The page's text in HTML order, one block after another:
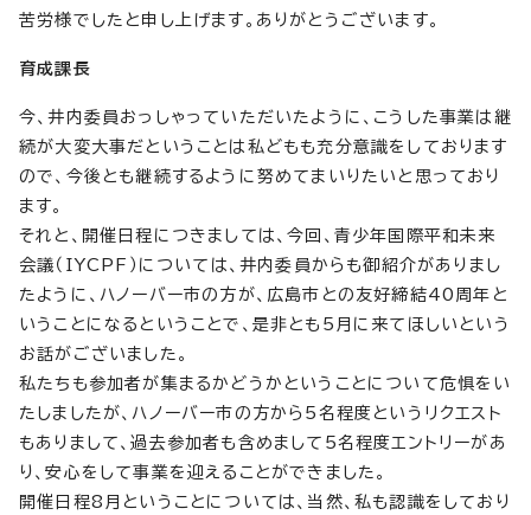
苦労様でしたと申し上げます。ありがとうございます。
育成課長
今、井内委員おっしゃっていただいたように、こうした事業は継
続が大変大事だということは私どもも充分意識をしております
ので、今後とも継続するように努めてまいりたいと思っており
ます。
それと、開催日程につきましては、今回、青少年国際平和未来
会議（IYCPF）については、井内委員からも御紹介がありまし
たように、ハノーバー市の方が、広島市との友好締結40周年と
いうことになるということで、是非とも5月に来てほしいという
お話がございました。
私たちも参加者が集まるかどうかということについて危惧をい
たしましたが、ハノーバー市の方から5名程度というリクエスト
もありまして、過去参加者も含めまして5名程度エントリーがあ
り、安心をして事業を迎えることができました。
開催日程8月ということについては、当然、私も認識をしており